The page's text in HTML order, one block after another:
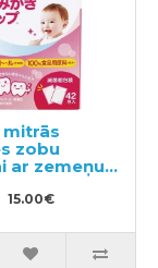
mitrās
zobu
ar zemeņu
15.00€